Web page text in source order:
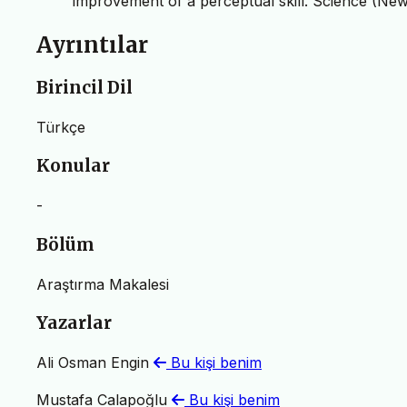
Ayrıntılar
Birincil Dil
Türkçe
Konular
-
Bölüm
Araştırma Makalesi
Yazarlar
Ali Osman Engin Bu kişi benim
Mustafa Calapoğlu Bu kişi benim